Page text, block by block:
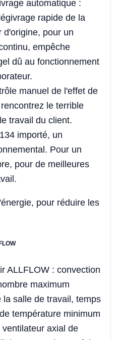
automatique :
rapide de la
d'origine, pour un
empêche
dû au fonctionnement
manuel de l'effet de
le terrible
travail du client.
importé, un
Pour un
pour de meilleures
pour réduire les
ALLFLOW : convection
maximum
la salle de travail, temps
température minimum
axial de